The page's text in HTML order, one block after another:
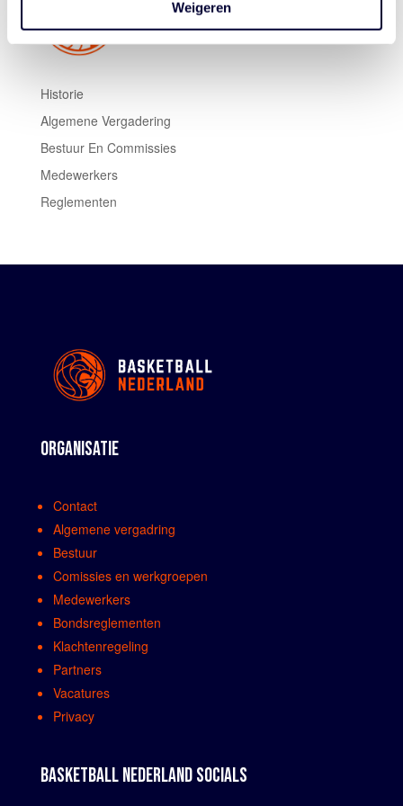
Weigeren
Historie
Algemene Vergadering
Bestuur En Commissies
Medewerkers
Reglementen
ORGANISATIE
Contact
Algemene vergadring
Bestuur
Comissies en werkgroepen
Medewerkers
Bondsreglementen
Klachtenregeling
Partners
Vacatures
Privacy
BASKETBALL NEDERLAND SOCIALS